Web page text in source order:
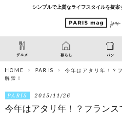
シンプルで上質なライフスタイルを提
HOME PARIS
今年はアタリ年！？
解禁！
PARIS 2015/11/26
今年はアタリ年！？フラン